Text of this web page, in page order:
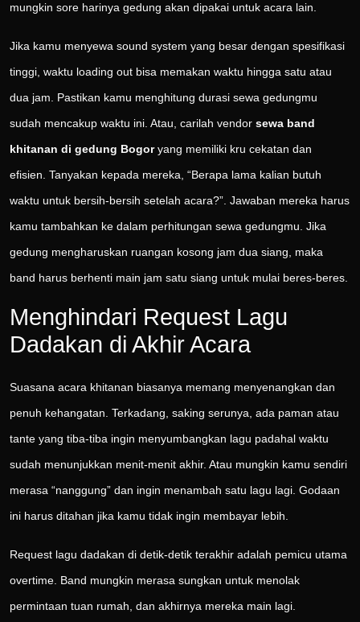
mungkin sore harinya gedung akan dipakai untuk acara lain.
Jika kamu menyewa sound system yang besar dengan spesifikasi
tinggi, waktu loading out bisa memakan waktu hingga satu atau
dua jam. Pastikan kamu menghitung durasi sewa gedungmu
sudah mencakup waktu ini. Atau, carilah vendor sewa band
khitanan di gedung Bogoryang memiliki kru cekatan dan
efisien. Tanyakan kepada mereka, “Berapa lama kalian butuh
waktu untuk bersih-bersih setelah acara?”. Jawaban mereka harus
kamu tambahkan ke dalam perhitungan sewa gedungmu. Jika
gedung mengharuskan ruangan kosong jam dua siang, maka
band harus berhenti main jam satu siang untuk mulai beres-beres.
Menghindari Request Lagu
Dadakan di Akhir Acara
Suasana acara khitanan biasanya memang menyenangkan dan
penuh kehangatan. Terkadang, saking serunya, ada paman atau
tante yang tiba-tiba ingin menyumbangkan lagu padahal waktu
sudah menunjukkan menit-menit akhir. Atau mungkin kamu sendiri
merasa “nanggung” dan ingin menambah satu lagu lagi. Godaan
ini harus ditahan jika kamu tidak ingin membayar lebih.
Request lagu dadakan di detik-detik terakhir adalah pemicu utama
overtime. Band mungkin merasa sungkan untuk menolak
permintaan tuan rumah, dan akhirnya mereka main lagi.